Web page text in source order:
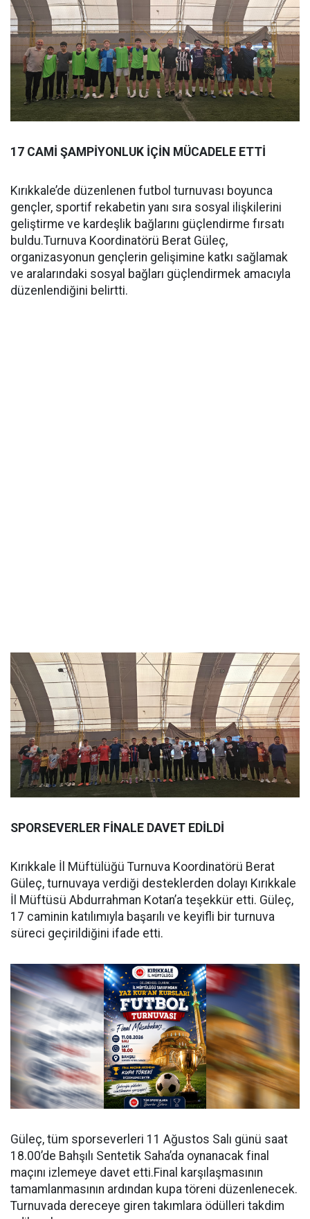
17 CAMİ ŞAMPİYONLUK İÇİN MÜCADELE ETTİ
Kırıkkale’de düzenlenen futbol turnuvası boyunca
gençler, sportif rekabetin yanı sıra sosyal ilişkilerini
geliştirme ve kardeşlik bağlarını güçlendirme fırsatı
buldu.Turnuva Koordinatörü Berat Güleç,
organizasyonun gençlerin gelişimine katkı sağlamak
ve aralarındaki sosyal bağları güçlendirmek amacıyla
düzenlendiğini belirtti.
SPORSEVERLER FİNALE DAVET EDİLDİ
Kırıkkale İl Müftülüğü Turnuva Koordinatörü Berat
Güleç, turnuvaya verdiği desteklerden dolayı Kırıkkale
İl Müftüsü Abdurrahman Kotan’a teşekkür etti. Güleç,
17 caminin katılımıyla başarılı ve keyifli bir turnuva
süreci geçirildiğini ifade etti.
Güleç, tüm sporseverleri 11 Ağustos Salı günü saat
18.00’de Bahşılı Sentetik Saha’da oynanacak final
maçını izlemeye davet etti.Final karşılaşmasının
tamamlanmasının ardından kupa töreni düzenlenecek.
Turnuvada dereceye giren takımlara ödülleri takdim